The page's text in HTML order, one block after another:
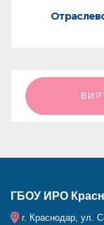
ㅤㅤㅤㅤㅤ
ГБОУ ИРО
г. Краснодар, ул.